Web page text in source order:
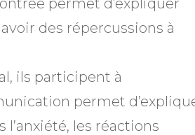
permet d’expliquer
des répercussions à
ils participent à
permet
les réactions